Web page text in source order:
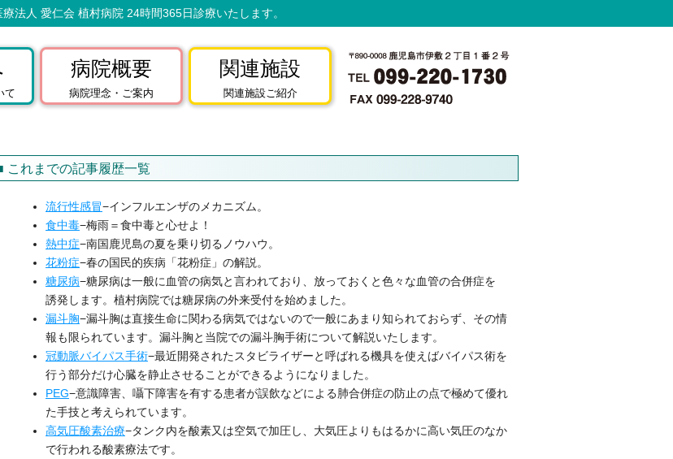
療法人 愛仁会 植村病院 24時間365日診療いたします。
て
病院概要
病院理念・ご案内
関連施設
関連施設ご紹介
これまでの記事履歴一覧
流行性感冒−インフルエンザのメカニズム。
食中毒−梅雨＝食中毒と心せよ！
熱中症−南国鹿児島の夏を乗り切るノウハウ。
花粉症−春の国民的疾病「花粉症」の解説。
糖尿病−糖尿病は一般に血管の病気と言われており、放っておくと色々な血管の合併症を
誘発します。植村病院では糖尿病の外来受付を始めました。
漏斗胸−漏斗胸は直接生命に関わる病気ではないので一般にあまり知られておらず、その情
報も限られています。漏斗胸と当院での漏斗胸手術について解説いたします。
冠動脈バイパス手術−最近開発されたスタビライザーと呼ばれる機具を使えばバイパス術を
行う部分だけ心臓を静止させることができるようになりました。
PEG−意識障害、囁下障害を有する患者が誤飲などによる肺合併症の防止の点で極めて優れ
た手技と考えられています。
高気圧酸素治療−タンク内を酸素又は空気で加圧し、大気圧よりもはるかに高い気圧のなか
で行われる酸素療法です。